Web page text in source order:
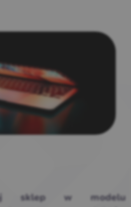
sklep w modelu